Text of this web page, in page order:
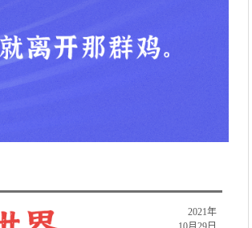
2021年